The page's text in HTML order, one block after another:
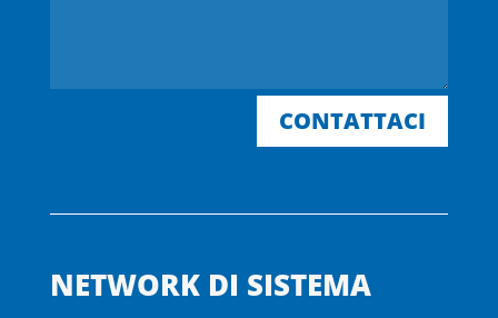
CONTATTACI
NETWORK DI SISTEMA